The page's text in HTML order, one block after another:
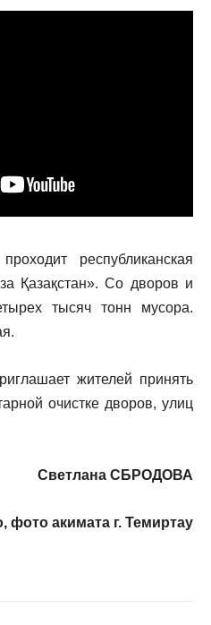
республиканская
Қазақстан». Со дворов и
тысяч тонн мусора.
жителей принять
очистке дворов, улиц
Светлана СБРОДОВА
фото акимата г. Темиртау